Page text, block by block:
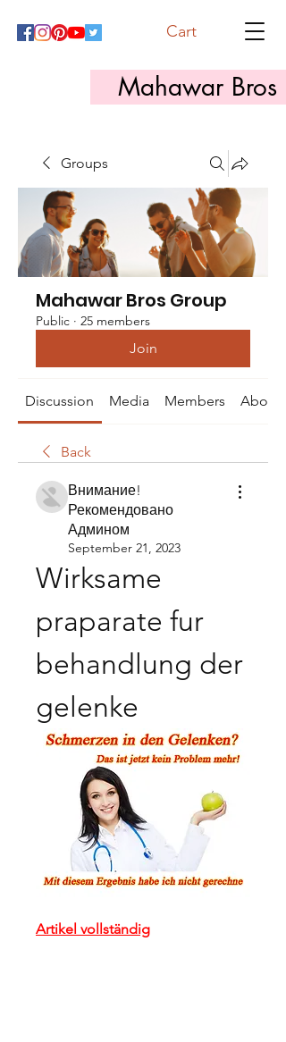
Mahawar Bros
Cart
Groups
Mahawar Bros Group
Public · 25 members
Join
Discussion Media Members About
Back
Внимание!
Рекомендовано
Админом
September 21, 2023
Wirksame
praparate fur
behandlung der
gelenke
Artikel vollständig